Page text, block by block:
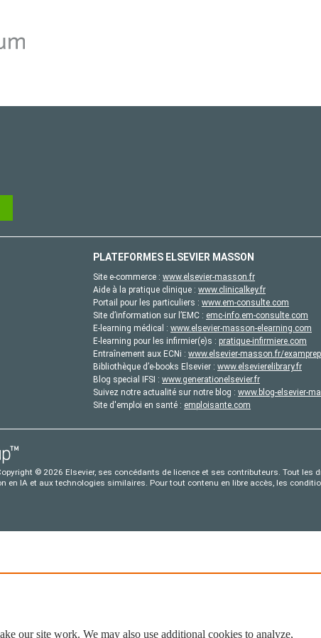
PLATEFORMES ELSEVIER MASSON
Site e-commerce : www.elsevier-masson.fr
Aide à la pratique clinique : www.clinicalkey.fr
Portail pour les particuliers : www.em-consulte.com
Site d’information sur l’EMC : emc-info.em-consulte.com
E-learning médical : www.elsevier-masson-elearning.com
E-learning pour les infirmier(e)s : pratique-infirmiere.com
Entraînement aux ECNi : www.elsevier-masson.fr/
Bibliothèque d’e-books Elsevier : www.elsevierelibrary.fr
Blog special IFSI : www.generationelsevier.fr
Suivez notre actualité sur notre blog : www.blog-elsevier-
Site d'emploi en santé : emploisante.com
© 2026 Elsevier, ses concédants de licence et ses contributeurs. Tout
en IA et aux technologies similaires. Pour tout contenu en libre accès, les
our site work. We may also use additional cookies to analyze,